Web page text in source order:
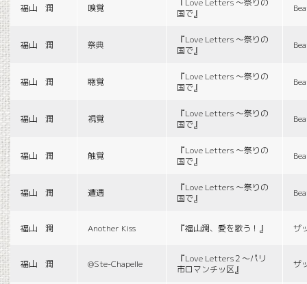
福山 潤 嗅覚
『Love Letters 〜祭りの
国で』
福山 潤 祭典
『Love Letters 〜祭りの
国で』
福山 潤 聴覚
『Love Letters 〜祭りの
国で』
福山 潤 視覚
『Love Letters 〜祭りの
国で』
福山 潤 触覚
『Love Letters 〜祭りの
国で』
福山 潤 遭遇
『Love Letters 〜祭りの
国で』
福山 潤 Another Kiss 『福山潤、愛を歌う！』 ザ
福山 潤 @Ste-Chapelle
『Love Letters２〜パリ
市ロマンチッ区』
ザ